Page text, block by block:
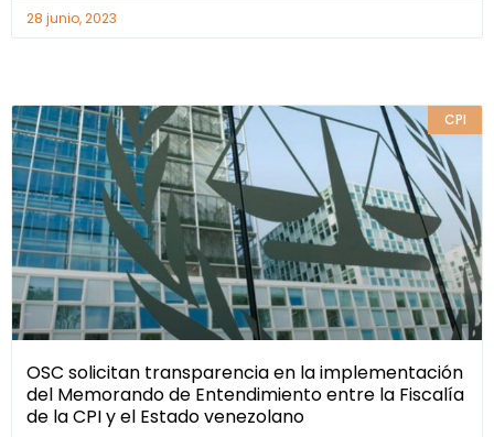
28 junio, 2023
CPI
OSC solicitan transparencia en la implementación
del Memorando de Entendimiento entre la Fiscalía
de la CPI y el Estado venezolano